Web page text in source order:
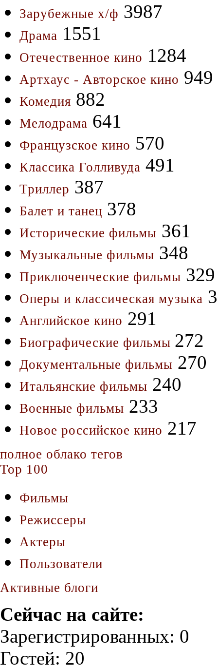
Зарубежные х/ф 3987
Драма 1551
Отечественное кино 1284
Артхаус - Авторское кино 949
Комедия 882
Мелодрама 641
Французское кино 570
Классика Голливуда 491
Триллер 387
Балет и танец 378
Исторические фильмы 361
Музыкальные фильмы 348
Приключенческие фильмы 329
Оперы и классическая музыка
Английское кино 291
Биографические фильмы 272
Документальные фильмы 270
Итальянские фильмы 240
Военные фильмы 233
Новое российское кино 217
полное облако тегов
Top 100
Фильмы
Режиссеры
Актеры
Пользователи
Активные блоги
Сейчас на сайте:
Зарегистрированных: 0
Гостей: 20